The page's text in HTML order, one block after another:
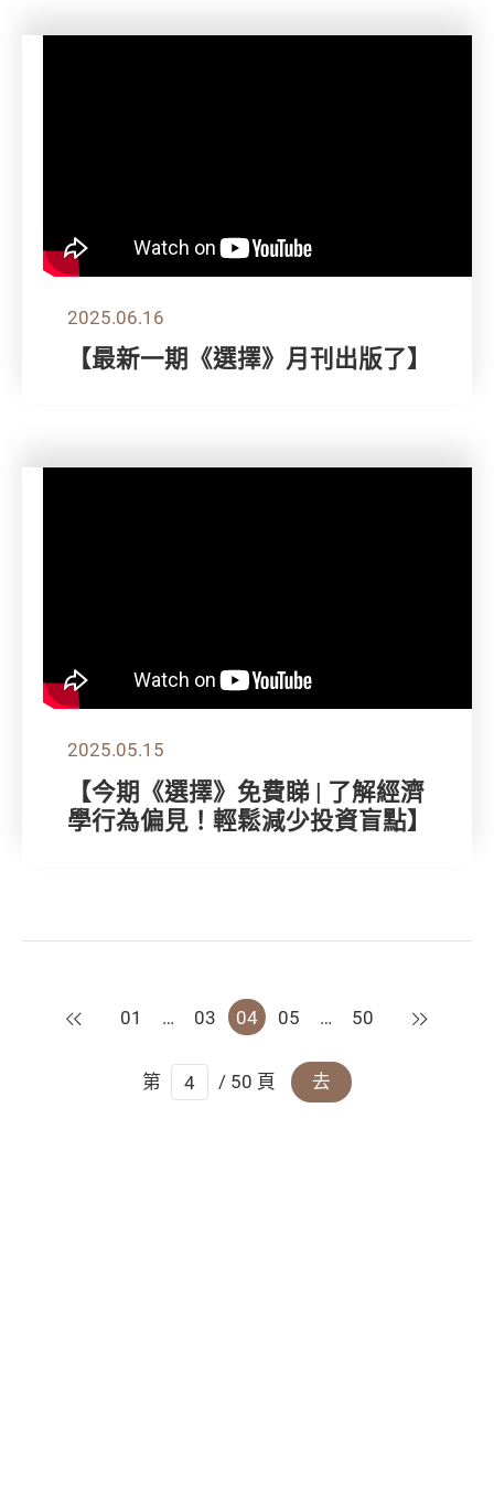
2025.06.16
【最新一期《選擇》月刊出版了】
2025.05.15
【今期《選擇》免費睇 | 了解經濟
學行為偏見！輕鬆減少投資盲點】
上一頁
01 … 03 04 05 … 50 下一頁
第 / 50 頁 去